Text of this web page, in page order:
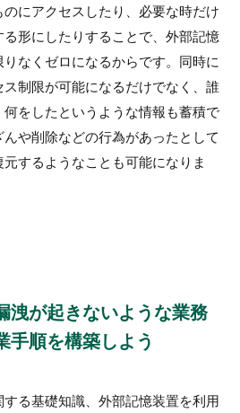
にアクセスしたり、必要な時だけ
形にしたりすることで、外部記憶
なくゼロになるからです。同時に
制限が可能になるだけでなく、誰
をしたというような情報も蓄積で
や削除などの行為があったとして
するようなことも可能になりま
洩が起きないような業務
手順を構築しよう
る基礎知識、外部記憶装置を利用